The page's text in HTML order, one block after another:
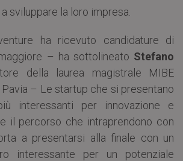
sviluppare la loro impresa.
ha ricevuto candidature di
– ha sottolineato Stefano
della laurea magistrale MIBE
Pavia – Le startup che si presentano
interessanti per innovazione e
e il percorso che intraprendono con
a presentarsi alla finale con un
interessante per un potenziale